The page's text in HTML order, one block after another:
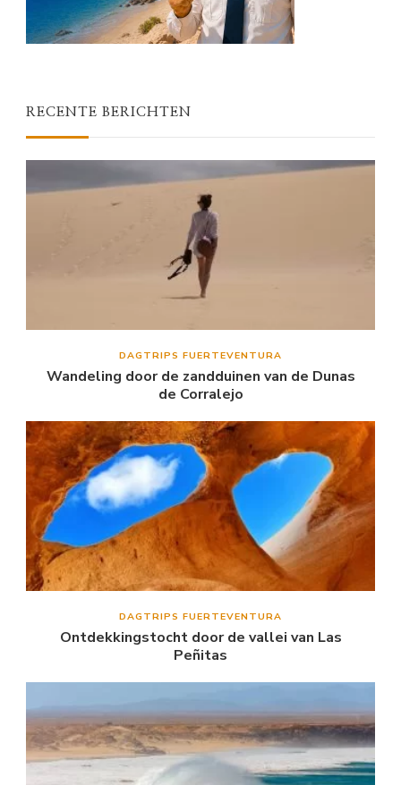
RECENTE BERICHTEN
DAGTRIPS FUERTEVENTURA
Wandeling door de zandduinen van de Dunas
de Corralejo
DAGTRIPS FUERTEVENTURA
Ontdekkingstocht door de vallei van Las
Peñitas